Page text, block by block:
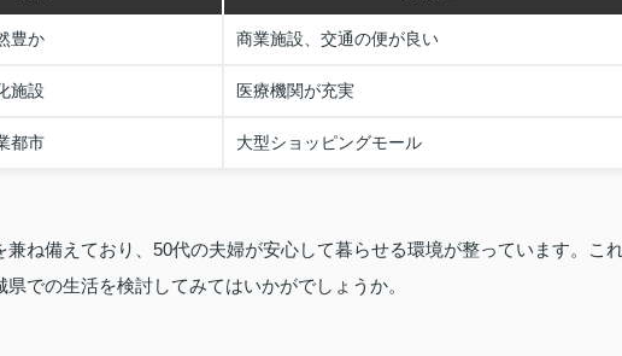
豊か 商業施設、交通の便が良い
施設 医療機関が充実
都市 大型ショッピングモール
ね備えており、50代の夫婦が安心して暮らせる環境が整っています。こ
での生活を検討してみてはいかがでしょうか。